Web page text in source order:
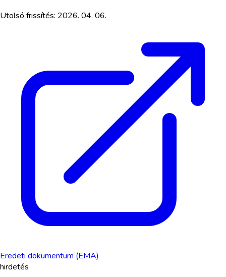
Utolsó frissítés: 2026. 04. 06.
Eredeti dokumentum (EMA)
hirdetés